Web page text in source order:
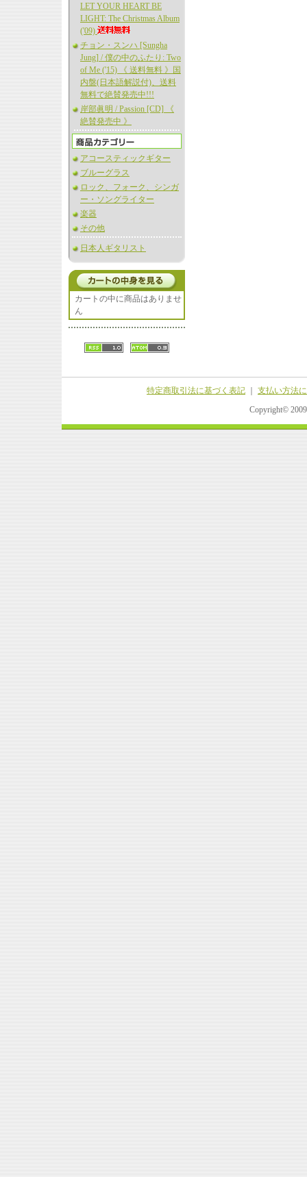
LET YOUR HEART BE
LIGHT: The Christmas Album
('09)
チョン・スンハ [Sungha
Jung] / 僕の中のふたり: Two
of Me ('15) 《 送料無料 》国
内盤(日本語解説付)、送料
無料で絶賛発売中!!!
岸部眞明 / Passion [CD] 《
絶賛発売中 》
アコースティックギター
ブルーグラス
ロック、フォーク、シンガ
ー・ソングライター
楽器
その他
日本人ギタリスト
カートの中に商品はありませ
ん
特定商取引法に基づく表記
支払い方法
Copyright©